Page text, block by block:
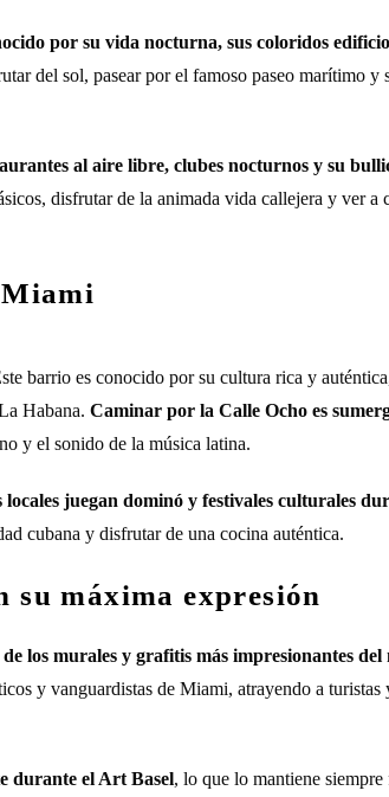
por su vida nocturna, sus coloridos
del sol, pasear por el famoso paseo marítimo y
al aire libre, clubes nocturnos y su
disfrutar de la animada vida callejera y ver a
barrio es conocido por su cultura rica y
Habana. Caminar por la Calle Ocho es
y el sonido de la música latina.
locales juegan dominó y festivales culturales
cubana y disfrutar de una cocina auténtica.
su máxima expresión
los murales y grafitis más impresionantes del
y vanguardistas de Miami, atrayendo a turistas
durante el Art Basel, lo que lo mantiene siempre